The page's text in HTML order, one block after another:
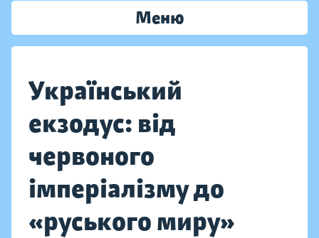
Меню
Український
екзодус: від
червоного
імперіалізму до
«руського миру»